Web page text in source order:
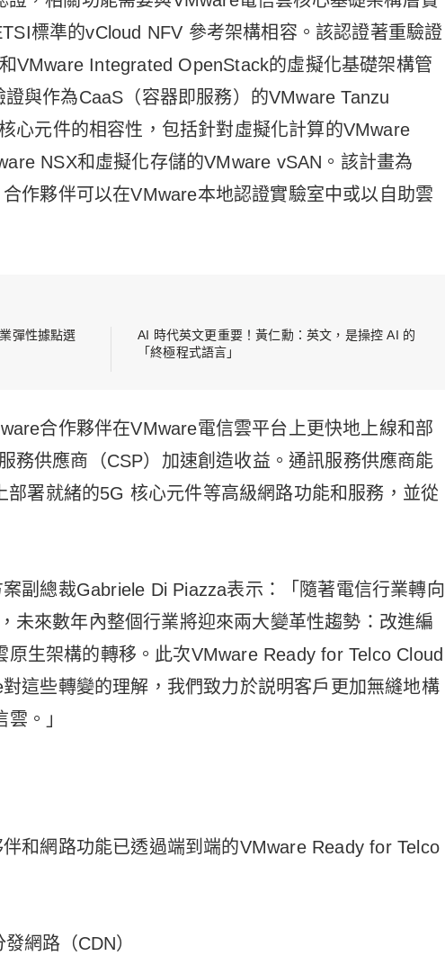
標準的vCloud NFV 參考架構相容。該認證著重驗證
VMware Integrated OpenStack的虛擬化基礎架構管
與作為CaaS（容器即服務）的VMware Tanzu
心元件的相容性，包括針對虛擬化計算的VMware
NSX和虛擬化存儲的VMware vSAN。該計畫為
作夥伴可以在VMware本地認證實驗室中或以自助雲
彈性據點選
AI 時代英文更重要！黃仁勳：英文，是操控 AI 的
「終極程式語言」
合作夥伴在VMware電信雲平台上更快地上線和部
務供應商（CSP）加速創造收益。通訊服務供應商能
部署就緒的5G 核心元件等高級網路功能和服務，並從
副總裁Gabriele Di Piazza表示：「隨著電信行業轉向
未來數年內整個行業將迎來兩大變革性趨勢：改進編
生架構的轉移。此次VMware Ready for Telco Cloud
這些轉變的理解，我們致力於説明客戶更加無縫地構
。」
和網路功能已透過端到端的VMware Ready for Telco
網路（CDN）